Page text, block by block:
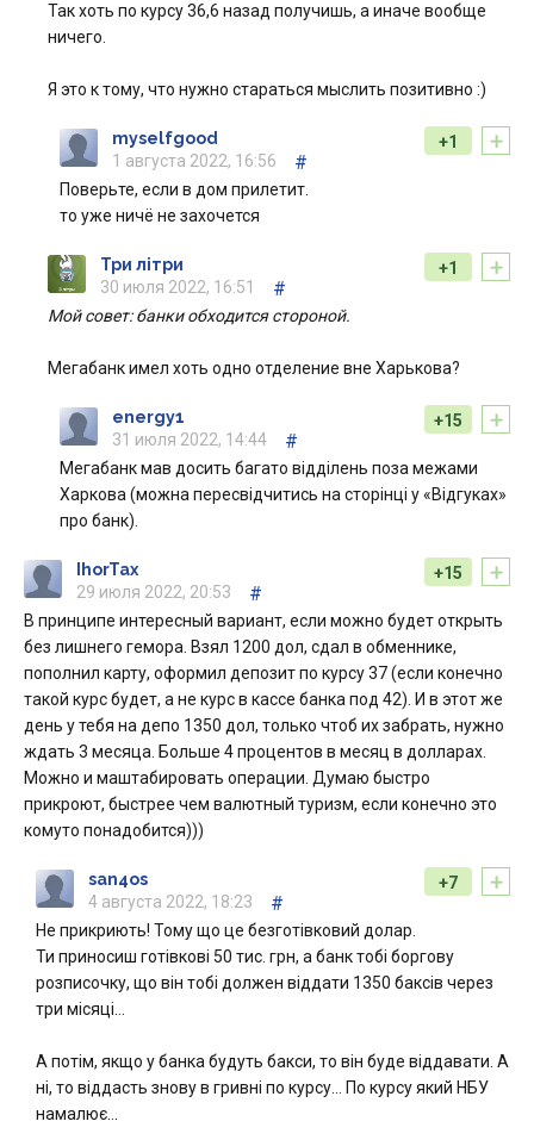
Так хоть по курсу 36,6 назад получишь, а иначе вообще
ничего.
Я это к тому, что нужно стараться мыслить позитивно :)
+
+1
myselfgood
1 августа 2022, 16:56
#
Поверьте, если в дом прилетит.
то уже ничё не захочется
+
+1
Три літри
30 июля 2022, 16:51
#
Мой совет: банки обходится стороной.
Мегабанк имел хоть одно отделение вне Харькова?
+
+15
energy1
31 июля 2022, 14:44
#
Мегабанк мав досить багато відділень поза межами
Харкова (можна пересвідчитись на сторінці у «Відгуках»
про банк).
+
+15
IhorTax
29 июля 2022, 20:53
#
В принципе интересный вариант, если можно будет открыть
без лишнего гемора. Взял 1200 дол, сдал в обменнике,
пополнил карту, оформил депозит по курсу 37 (если конечно
такой курс будет, а не курс в кассе банка под 42). И в этот же
день у тебя на депо 1350 дол, только чтоб их забрать, нужно
ждать 3 месяца. Больше 4 процентов в месяц в долларах.
Можно и маштабировать операции. Думаю быстро
прикроют, быстрее чем валютный туризм, если конечно это
комуто понадобится)))
+
+7
san4os
4 августа 2022, 18:23
#
Не прикриють! Тому що це безготівковий долар.
Ти приносиш готівкові 50 тис. грн, а банк тобі боргову
розписочку, що він тобі должен віддати 1350 баксів через
три місяці…
А потім, якщо у банка будуть бакси, то він буде віддавати. А
ні, то віддасть знову в гривні по курсу… По курсу який НБУ
намалює…